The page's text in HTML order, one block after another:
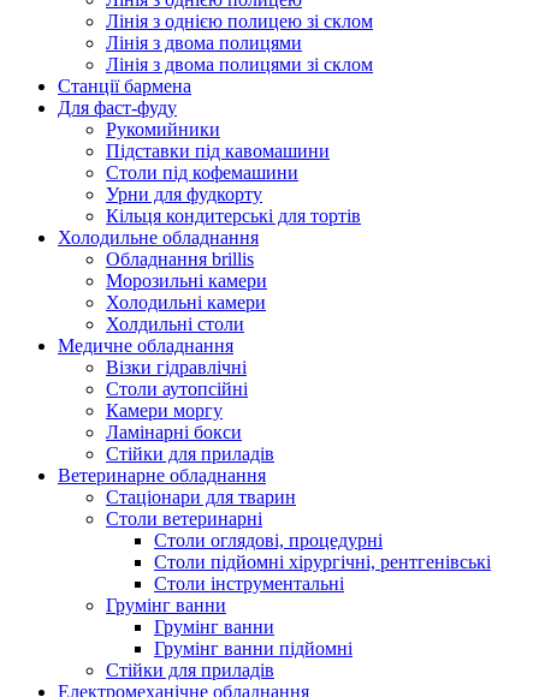
Лінія з однією полицею зі склом
Лінія з двома полицями
Лінія з двома полицями зі склом
Станції бармена
Для фаст-фуду
Рукомийники
Підставки під кавомашини
Столи під кофемашини
Урни для фудкорту
Кільця кондитерські для тортів
Холодильне обладнання
Обладнання brillis
Морозильні камери
Холодильні камери
Холдильні столи
Медичне обладнання
Візки гідравлічні
Столи аутопсійні
Камери моргу
Ламінарні бокси
Стійки для приладів
Ветеринарне обладнання
Стаціонари для тварин
Столи ветеринарні
Столи оглядові, процедурні
Столи підйомні хірургічні, рентгенівські
Столи інструментальні
Грумінг ванни
Грумінг ванни
Грумінг ванни підйомні
Стійки для приладів
Електромеханічне обладнання